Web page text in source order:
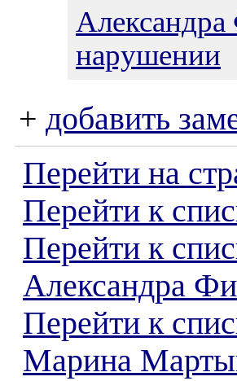
нарушении
+ добавить
Перейти на
Перейти к
Перейти к
Александра
Перейти к
Марина